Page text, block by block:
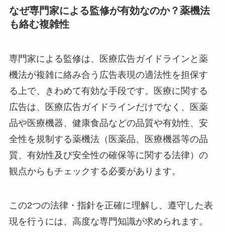
なぜ専門家による監修が有効なのか？薬機法
も絡む複雑性
専門家による監修は、医療広告ガイドラインと薬
機法が複雑に絡み合う広告表現の適法性を担保す
る上で、きわめて有効な手段です。医療に関する
広告は、医療広告ガイドラインだけでなく、医薬
品や医療機器、健康食品などの品質や有効性、安
全性を規制する薬機法（医薬品、医療機器等の品
質、有効性及び安全性の確保等に関する法律）の
観点からもチェックする必要があります。
この2つの法律・指針を正確に理解し、遵守した表
現を行うには、高度な専門知識が求められます。